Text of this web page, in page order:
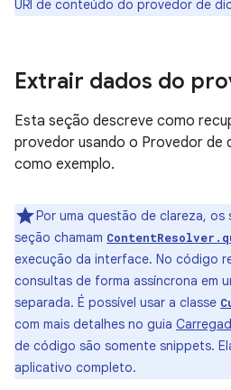
URI de conteúdo do provedor de
Extrair dados do
Esta seção descreve como
provedor usando o Provedor de
como exemplo.
Por uma questão de clareza,
seção chamam
execução da interface. No código
consultas de forma assíncrona em
separada. É possível usar a classe
com mais detalhes no guia
de código são somente snippets.
aplicativo completo.